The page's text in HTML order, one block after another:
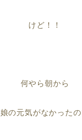
けど！！
何やら朝から
娘の元気がなかった